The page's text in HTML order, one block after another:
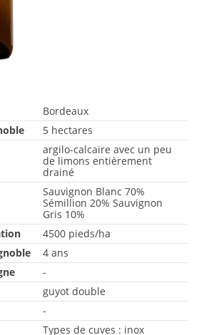
Bordeaux
5 hectares
argilo-calcaire avec un peu
de limons entièrement
drainé
Sauvignon Blanc 70%
Sémillion 20% Sauvignon
Gris 10%
4500 pieds/ha
4 ans
-
guyot double
-
Types de cuves : inox